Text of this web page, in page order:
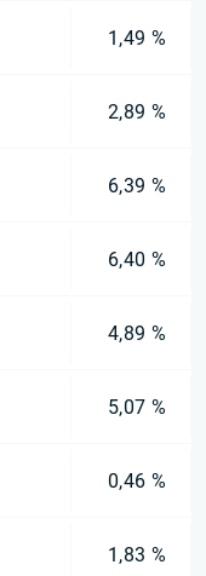
1,49 %
2,89 %
6,39 %
6,40 %
4,89 %
5,07 %
0,46 %
1,83 %